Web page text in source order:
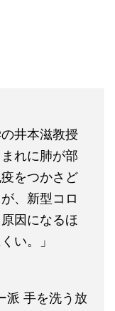
井本滋教授
れに肺が部
をつかさど
、新型コロ
因になるほ
い。」
派 手を洗う放